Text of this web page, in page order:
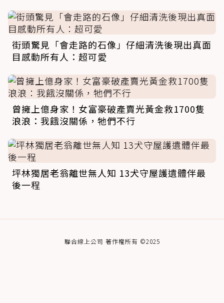
街頭驚見「會走路的石像」仔細清洗後現出真面
目感動所有人：超可愛
曾擁上億身家！女富豪破產賣光黃金救1700隻
浪浪：我餓沒關係，牠們不行
坪林獨居老翁離世無人知 13犬守屋護遺體伴最
後一程
聯合線上公司 著作權所有 ©2025